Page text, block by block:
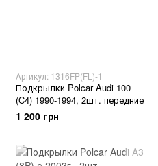
Артикул: 1316FP(FL)-1
Подкрылки Polcar Audi 100
(C4) 1990-1994, 2шт. передние
1 200 грн